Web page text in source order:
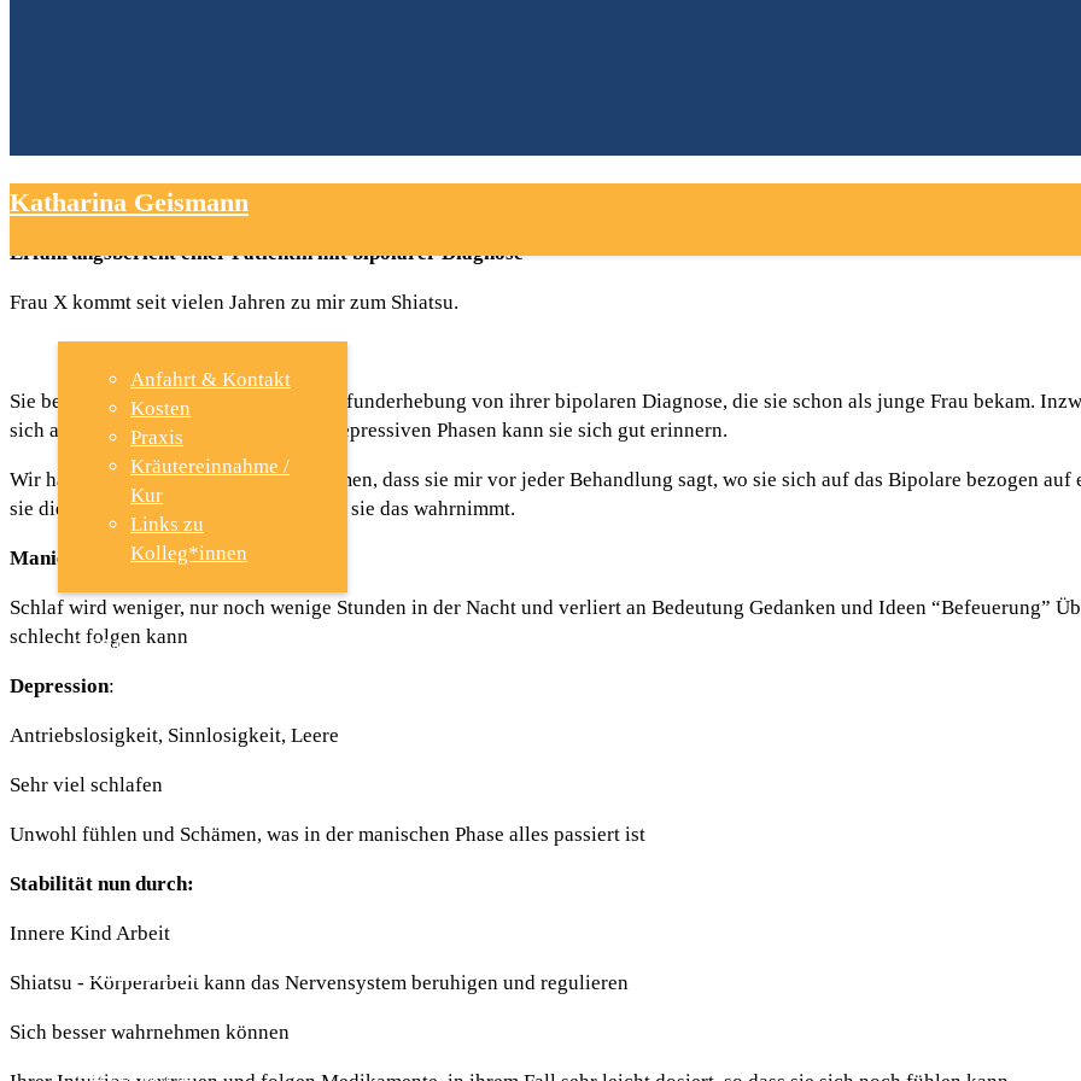
Katharina Geismann
Anfahrt & Kontakt
Kosten
Praxis
Kräutereinnahme /
Kur
Links zu
Kolleg*innen
TCM
AKTUELLES
Erfahrungsbericht- Bipolare Diagnose
Erfahrungsbericht einer Patientin mit bipolarer Diagnose
Frau X kommt seit vielen Jahren zu mir zum Shiatsu.
Sie berichtet im Zuge der Anamnese/Befunderhebung von ihrer bipolaren Diagnose, die sie schon als junge Frau bekam.
sich als stabil. An die manischen und depressiven Phasen kann sie sich gut erinnern.
Wir haben seit einiger Zeit das Abkommen, dass sie mir vor jeder Behandlung sagt, wo sie sich auf das Bipolare bezogen
sie die Einschätzung festmacht und wie sie das wahrnimmt.
Manie
Schlaf wird weniger, nur noch wenige Stunden in der Nacht und verliert an Bedeutung Gedanken und Ideen “Befeuerung”
schlecht folgen kann
Depression:
Antriebslosigkeit, Sinnlosigkeit, Leere
Sehr viel schlafen
Unwohl fühlen und Schämen, was in der manischen Phase alles passiert ist
Stabilität nun durch:
Innere Kind Arbeit
Shiatsu - Körperarbeit kann das Nervensystem beruhigen und regulieren
Sich besser wahrnehmen können